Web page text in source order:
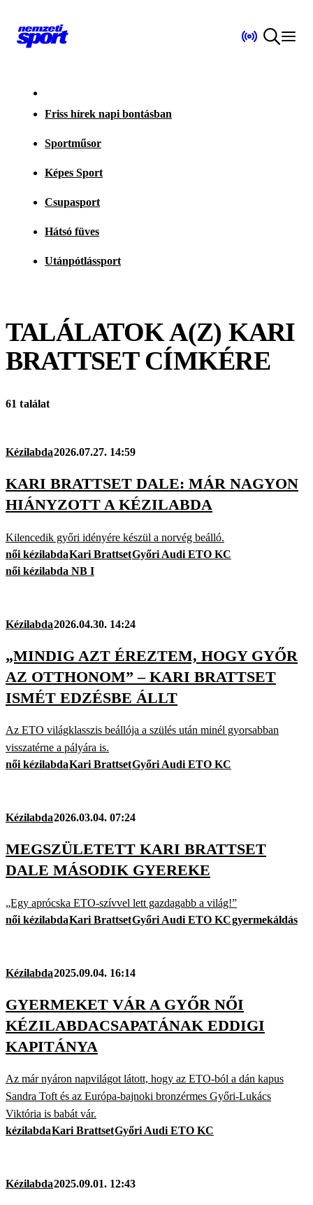
Friss hírek napi bontásban
Sportműsor
Képes Sport
Csupasport
Hátsó füves
Utánpótlássport
TALÁLATOK A(Z) KARI
BRATTSETCÍMKÉRE
61 találat
Kézilabda2026.07.27. 14:59
KARI BRATTSET DALE: MÁR NAGYON
HIÁNYZOTT A KÉZILABDA
Kilencedik győri idényére készül a norvég beálló.
női kézilabdaKari BrattsetGyőri Audi ETO KC
női kézilabda NB I
Kézilabda2026.04.30. 14:24
„MINDIG AZT ÉREZTEM, HOGY GYŐR
AZ OTTHONOM” – KARI BRATTSET
ISMÉT EDZÉSBE ÁLLT
Az ETO világklasszis beállója a szülés után minél gyorsabban
visszatérne a pályára is.
női kézilabdaKari BrattsetGyőri Audi ETO KC
Kézilabda2026.03.04. 07:24
MEGSZÜLETETT KARI BRATTSET
DALE MÁSODIK GYEREKE
„Egy aprócska ETO-szívvel lett gazdagabb a világ!”
női kézilabdaKari BrattsetGyőri Audi ETO KCgyermekáldás
Kézilabda2025.09.04. 16:14
GYERMEKET VÁR A GYŐR NŐI
KÉZILABDACSAPATÁNAK EDDIGI
KAPITÁNYA
Az már nyáron napvilágot látott, hogy az ETO-ból a dán kapus
Sandra Toft és az Európa-bajnoki bronzérmes Győri-Lukács
Viktória is babát vár.
kézilabdaKari BrattsetGyőri Audi ETO KC
Kézilabda2025.09.01. 12:43